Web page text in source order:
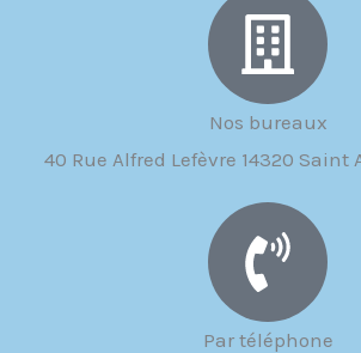
Nos bureaux
40 Rue Alfred Lefèvre 14320 Saint
Par téléphone